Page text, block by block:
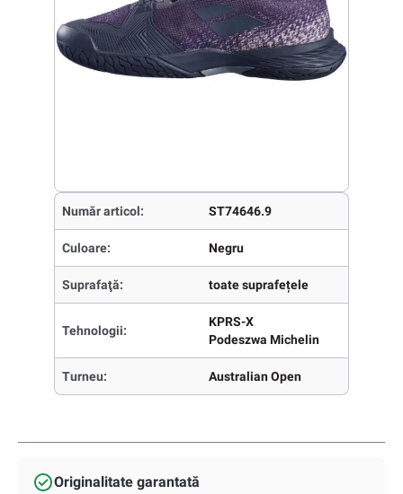
Număr articol: ST74646.9
Culoare: Negru
Suprafaţă: toate suprafețele
Tehnologii:
KPRS-X
Podeszwa Michelin
Turneu: Australian Open
Originalitate garantată